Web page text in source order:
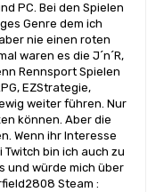
PC. Bei den Spielen
Genre dem ich
nie einen roten
waren es die J´n´R,
Rennsport Spielen
EZStrategie,
weiter führen. Nur
können. Aber die
Wenn ihr Interesse
bin ich auch zu
und würde mich über
Steam :